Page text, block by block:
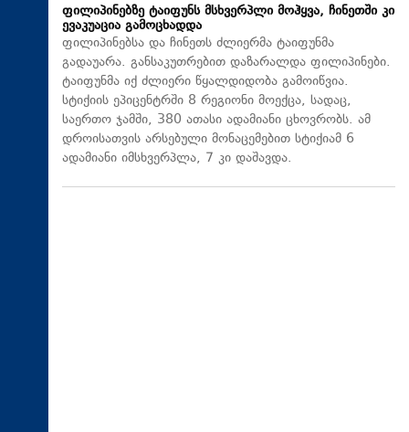
ფილიპინებზე ტაიფუნს მსხვერპლი მოჰყვა, ჩინეთში კი
ევაკუაცია გამოცხადდა
ფილიპინებსა და ჩინეთს ძლიერმა ტაიფუნმა
გადაუარა. განსაკუთრებით დაზარალდა ფილიპინები.
ტაიფუნმა იქ ძლიერი წყალდიდობა გამოიწვია.
სტიქიის ეპიცენტრში 8 რეგიონი მოექცა, სადაც,
საერთო ჯამში, 380 ათასი ადამიანი ცხოვრობს. ამ
დროისათვის არსებული მონაცემებით სტიქიამ 6
ადამიანი იმსხვერპლა, 7 კი დაშავდა.